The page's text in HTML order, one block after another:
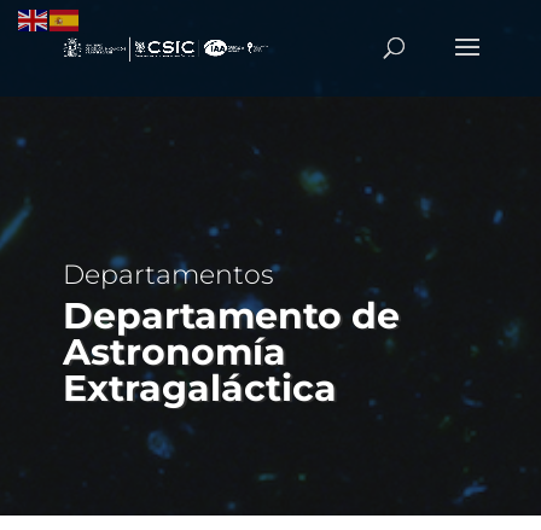
Departamentos
Departamento de
Astronomía
Extragaláctica